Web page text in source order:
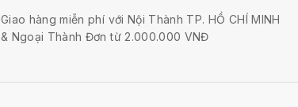
Giao hàng miễn phí với Nội Thành TP. HỒ CHÍ MINH
& Ngoại Thành Đơn từ 2.000.000 VNĐ